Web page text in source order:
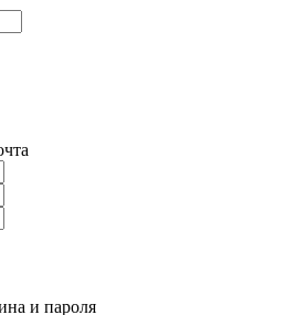
и пароля